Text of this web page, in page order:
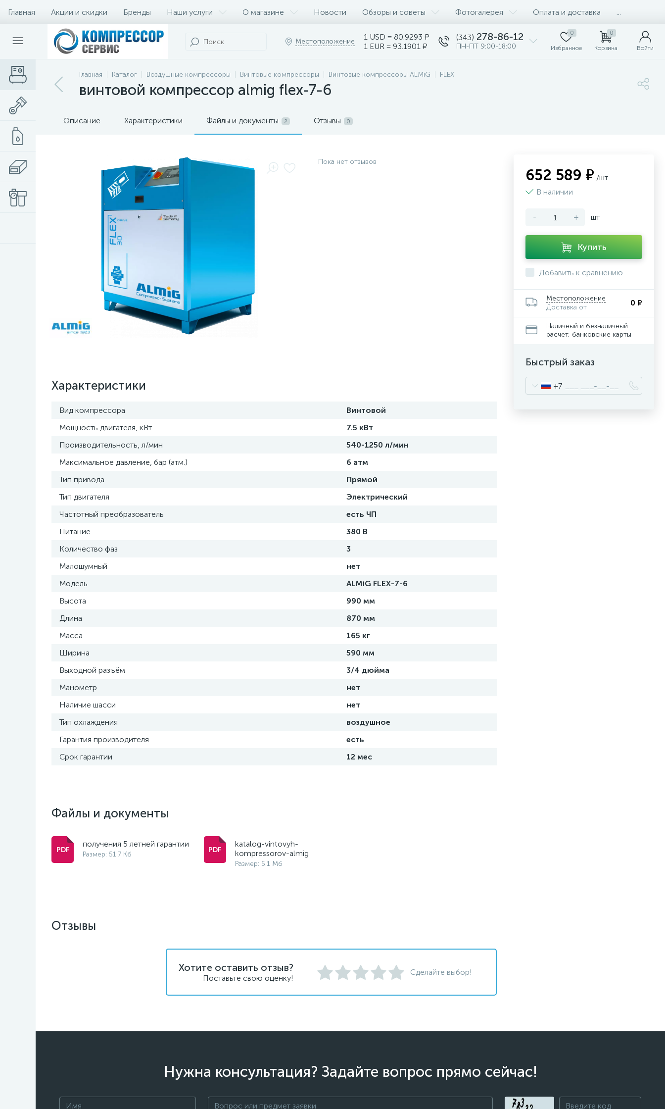
Главная Акции и скидки Бренды Наши услуги О магазине Новости Обзоры и советы Фотогалерея Оплата и доставка
Местоположение
1 USD = 80.9293 ₽
1 EUR = 93.1901 ₽
(343) 278-86-12
ПН-ПТ 9:00-18:00
0
Избранное
0
Корзина Войти
Главная Каталог Воздушные компрессоры Винтовые компрессоры Винтовые компрессоры ALMiG FLEX
винтовой компрессор almig flex-7-6
Описание Характеристики Файлы и документы 2 Отзывы 0
Пока нет отзывов
Характеристики
Вид компрессора
Винтовой
Мощность двигателя, кВт
7.5 кВт
Производительность, л/мин
540-1250 л/мин
Максимальное давление, бар (атм.)
6 атм
Тип привода
Прямой
Тип двигателя
Электрический
Частотный преобразователь
есть ЧП
Питание
380 В
Количество фаз
3
Малошумный
нет
Модель
ALMiG FLEX-7-6
Высота
990 мм
Длина
870 мм
Масса
165 кг
Ширина
590 мм
Выходной разъём
3/4 дюйма
Манометр
нет
Наличие шасси
нет
Тип охлаждения
воздушное
Гарантия производителя
есть
Срок гарантии
12 мес
Файлы и документы
получения 5 летней гарантии
Размер: 51.7 Кб
katalog-vintovyh-
kompressorov-almig
Размер: 5.1 Мб
652 589 ₽ /шт
В наличии
- + шт
Купить
Добавить к сравнению
Местоположение
Доставка от
0 ₽
Наличный и безналичный
расчет, банковские карты
Быстрый заказ
+7
Отзывы
Хотите оставить отзыв?
Поставьте свою оценку!
Сделайте выбор!
Нужна консультация? Задайте вопрос прямо сейчас!